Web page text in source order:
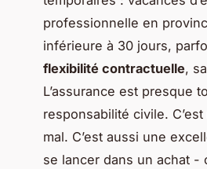
professionnelle en
inférieure à 30 jours,
flexibilité contractuelle,
L’assurance est presque
responsabilité civile.
mal. C’est aussi une
se lancer dans un achat -